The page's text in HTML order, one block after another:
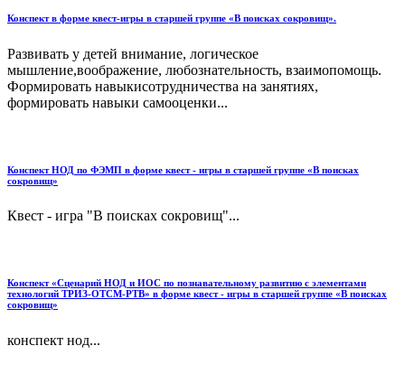
Конспект в форме квест-игры в старшей группе «В поисках сокровищ».
Развивать у детей внимание, логическое
мышление,воображение, любознательность, взаимопомощь.
Формировать навыкисотрудничества на занятиях,
формировать навыки самооценки...
Конспект НОД по ФЭМП в форме квест - игры в старшей группе «В поисках
сокровищ»
Квест - игра "В поисках сокровищ"...
Конспект «Сценарий НОД и ИОС по познавательному развитию с элементами
технологий ТРИЗ-ОТСМ-РТВ» в форме квест - игры в старшей группе «В поисках
сокровищ»
конспект нод...